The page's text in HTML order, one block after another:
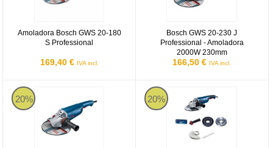
Amoladora Bosch GWS 20-180
S Professional
169,40 € IVA incl.
Bosch GWS 20-230 J
Professional - Amoladora
2000W 230mm
166,50 € IVA incl.
20%
Bosch GWS 22-230 P Professional - Amoladora 2200W 230mm
20%
Bosch GWS 24-230 P